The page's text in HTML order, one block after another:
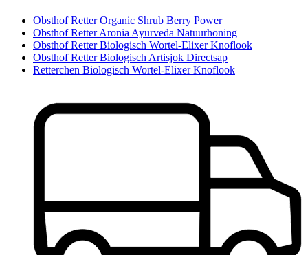
Obsthof Retter Organic Shrub Berry Power
Obsthof Retter Aronia Ayurveda Natuurhoning
Obsthof Retter Biologisch Wortel-Elixer Knoflook
Obsthof Retter Biologisch Artisjok Directsap
Retterchen Biologisch Wortel-Elixer Knoflook